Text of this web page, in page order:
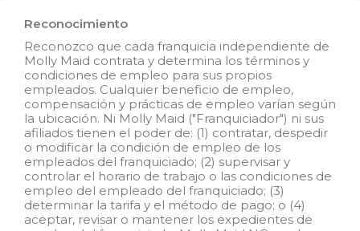
tienen el poder de : (1) contratar,
de empleo de los empleados del
franquiciado; (2) supervisar y
controlar el horario de trabajo de
los empleados del franquiciado o
las condiciones de empleo; (3)
determinar la tasa y el método de
pago; o (4) aceptar, revisar o
mantener los registros de
empleo del franquiciado. Molly
Maid SPV LLC NO es el
empleador y/o empleador
conjunto para: (i) ninguna de las
oportunidades de empleo que
Reconocimiento
Reconozco que cada franquicia independiente de
Molly Maid contrata y determina los términos y
condiciones de empleo para sus propios
empleados. Cualquier beneficio de empleo,
compensación y prácticas de empleo varían según
la ubicación. Ni Molly Maid ("Franquiciador") ni sus
afiliados tienen el poder de: (1) contratar, despedir
o modificar la condición de empleo de los
empleados del franquiciado; (2) supervisar y
controlar el horario de trabajo o las condiciones de
empleo del empleado del franquiciado; (3)
determinar la tarifa y el método de pago; o (4)
aceptar, revisar o mantener los expedientes de